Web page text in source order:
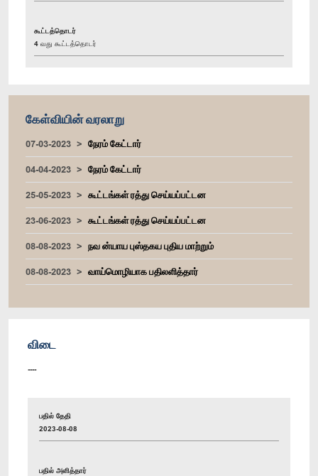
கூட்டத்தொடர்
4 வது கூட்டத்தொடர்
கேள்வியின் வரலாறு
07-03-2023
நேரம் கேட்டார்
04-04-2023
நேரம் கேட்டார்
25-05-2023
கூட்டங்கள் ரத்து செய்யப்பட்டன
23-06-2023
கூட்டங்கள் ரத்து செய்யப்பட்டன
08-08-2023
நவ ன்யாய புஸ்தகய புதிய மாற்றும்
08-08-2023
வாய்மொழியாக பதிலளித்தார்
விடை
----
பதில் தேதி
2023-08-08
பதில் அளித்தார்